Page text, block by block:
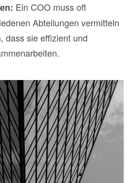
Ein COO muss oft
Abteilungen vermitteln
dass sie effizient und